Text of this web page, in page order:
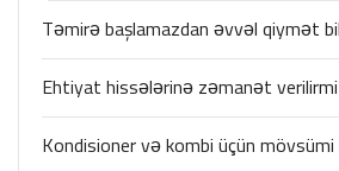
Təmirə başlamazdan əvvəl qiymət
Ehtiyat hissələrinə zəmanət
Kondisioner və kombi üçün mövsümi